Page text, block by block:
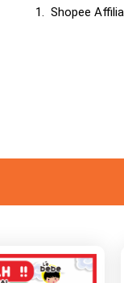
1. Shopee